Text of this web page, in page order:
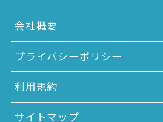
会社概要
プライバシーポリシー
利用規約
サイトマップ